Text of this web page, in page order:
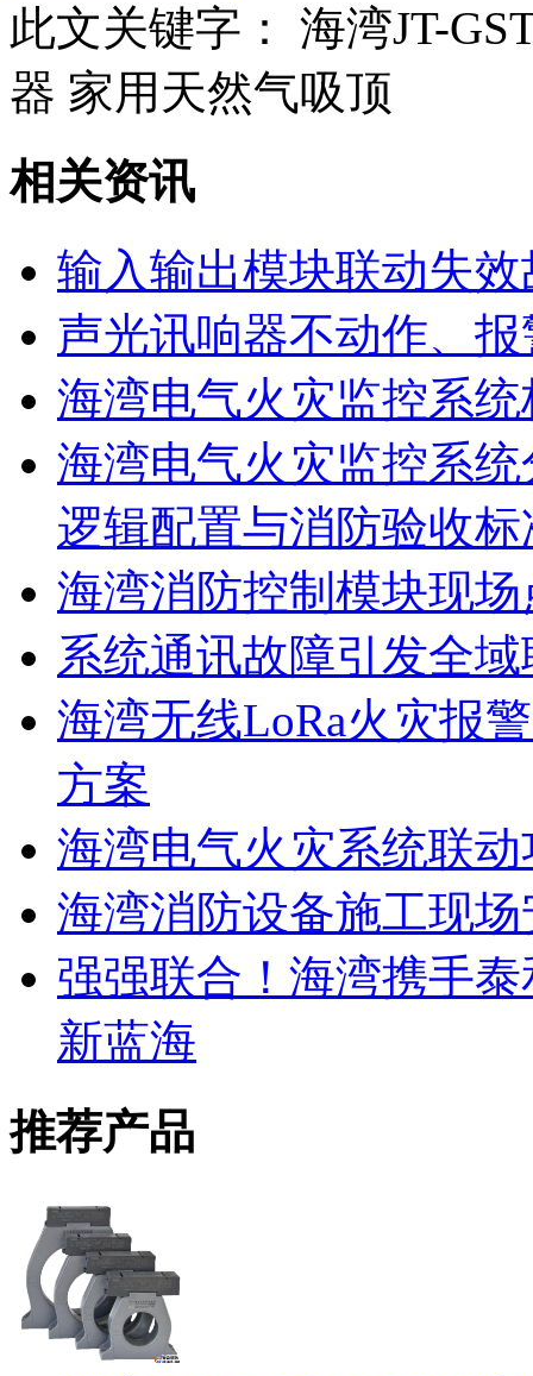
此文关键字：
海湾JT-
器 家用天然气吸顶
相关资讯
输入输出模块联动失效
声光讯响器不动作、
海湾电气火灾监控系
海湾电气火灾监控系
逻辑配置与消防验收标
海湾消防控制模块现
系统通讯故障引发全
海湾无线LoRa火灾报
方案
海湾电气火灾系统联
海湾消防设备施工现
强强联合！海湾携手
新蓝海
推荐产品